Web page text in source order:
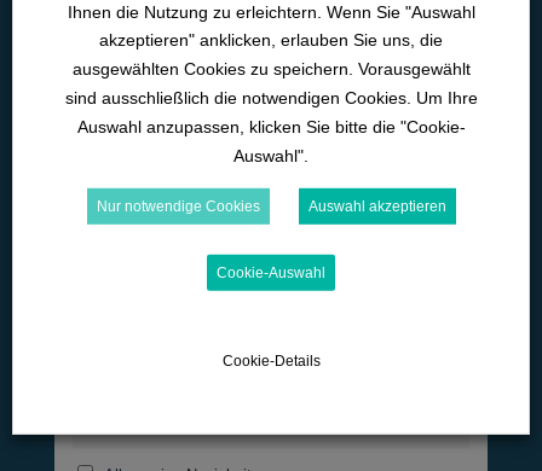
Lange Straße 42
07345-9290-595
office@wk-lernwelten.de
Ihnen die Nutzung zu erleichtern. Wenn Sie "Auswahl
akzeptieren" anklicken, erlauben Sie uns, die
ausgewählten Cookies zu speichern. Vorausgewählt
sind ausschließlich die notwendigen Cookies. Um Ihre
Auswahl anzupassen, klicken Sie bitte die "Cookie-
Auswahl".
Nur notwendige Cookies Auswahl akzeptieren
Cookie-Auswahl
Cookie-Details